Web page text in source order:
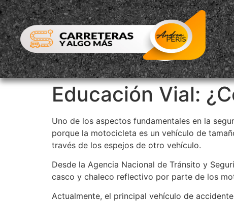
Educación Vial:
Uno de los aspectos fundamentales en la
porque la motocicleta es un vehículo de
través de los espejos de otro vehículo.
Desde la Agencia Nacional de Tránsito y
casco y chaleco reflectivo por parte de los
Actualmente, el principal vehículo de